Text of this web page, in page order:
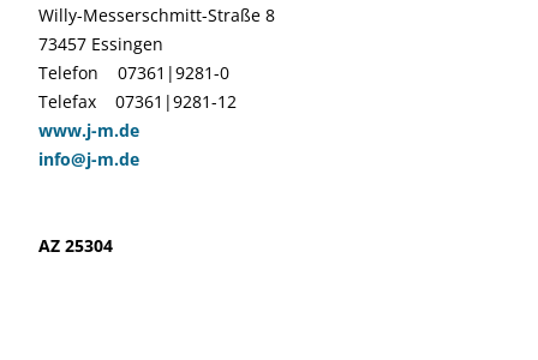
Willy-Messerschmitt-Straße 8
73457 Essingen
Telefon 07361|9281-0
Telefax 07361|9281-12
www.j-m.de
info@j-m.de
AZ 25304